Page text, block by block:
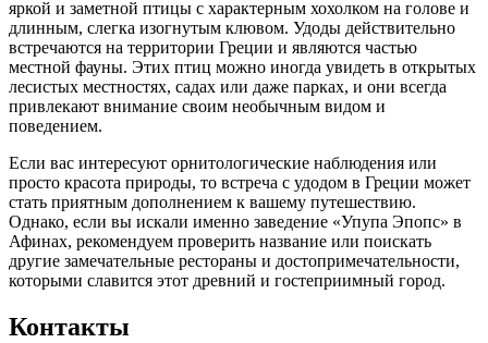
яркой и заметной птицы с характерным хохолком на голове и
длинным, слегка изогнутым клювом. Удоды действительно
встречаются на территории Греции и являются частью
местной фауны. Этих птиц можно иногда увидеть в открытых
лесистых местностях, садах или даже парках, и они всегда
привлекают внимание своим необычным видом и
поведением.
Если вас интересуют орнитологические наблюдения или
просто красота природы, то встреча с удодом в Греции может
стать приятным дополнением к вашему путешествию.
Однако, если вы искали именно заведение «Упупа Эпопс» в
Афинах, рекомендуем проверить название или поискать
другие замечательные рестораны и достопримечательности,
которыми славится этот древний и гостеприимный город.
Контакты